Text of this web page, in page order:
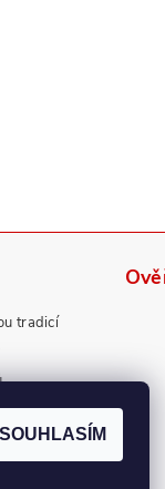
tradicí
SOUHLASÍM